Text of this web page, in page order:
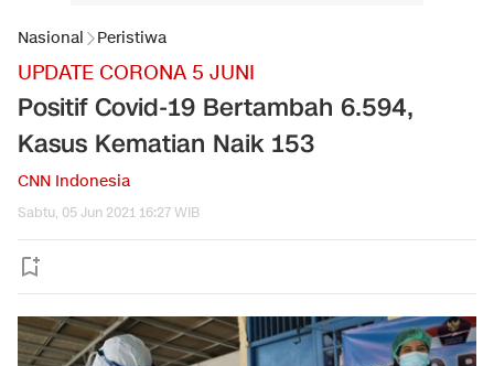
Nasional Peristiwa
UPDATE CORONA 5 JUNI
Positif Covid-19 Bertambah 6.594,
Kasus Kematian Naik 153
CNN Indonesia
Sabtu, 05 Jun 2021 16:27 WIB